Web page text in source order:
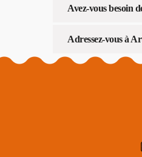
Avez-vous besoin
Adressez-vous à